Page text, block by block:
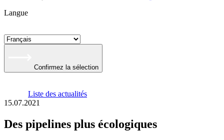
Langue
Confirmez la sélection
Liste des actualités
15.07.2021
Des pipelines plus écologiques